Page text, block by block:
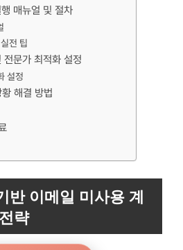
매뉴얼 및 절차
전 팁
문가 최적화 설정
설정
해결 방법
반 이메일 미사용 계
략